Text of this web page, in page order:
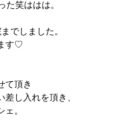
笑ははは。
でしました。
す♡
て頂き
し入れを頂き、
。